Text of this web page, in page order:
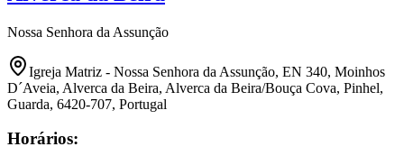
Nossa Senhora da Assunção
Igreja Matriz - Nossa Senhora da Assunção, EN 340, Moinhos
D´Aveia, Alverca da Beira, Alverca da Beira/Bouça Cova, Pinhel,
Guarda, 6420-707, Portugal
Horários: